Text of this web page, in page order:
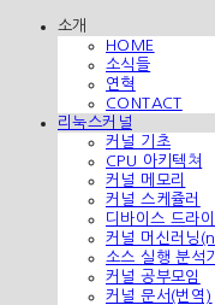
소개
HOME
소식들
연혁
CONTACT
리눅스커널
커널 기초
CPU 아키텍쳐
커널 메모리
커널 스케쥴러
디바이스 드라이
커널 머신러닝
소스 실행 분석기
커널 공부모임
커널 문서(번역)